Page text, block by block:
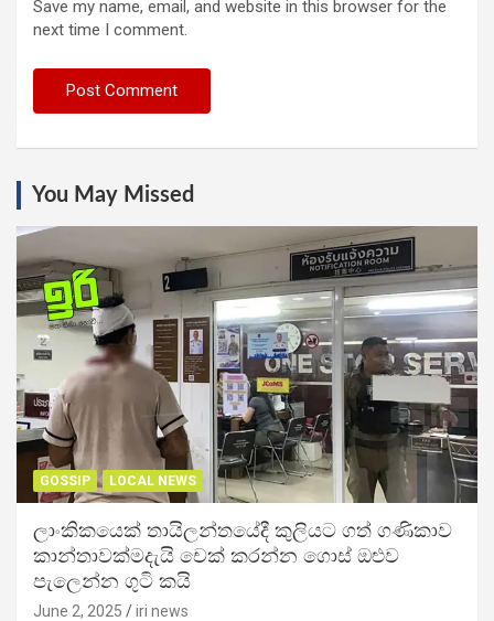
Save my name, email, and website in this browser for the
next time I comment.
You May Missed
GOSSIP LOCAL NEWS
ලාංකිකයෙක් තායිලන්තයේදී කුලියට ගත් ගණිකාව
කාන්තාවක්මදැයි චෙක් කරන්න ගොස් ඔළුව
පැලෙන්න ගුටි කයි
June 2, 2025 iri news